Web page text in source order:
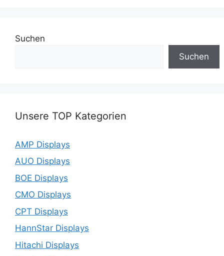
Suchen
Suchen
Unsere TOP Kategorien
AMP Displays
AUO Displays
BOE Displays
CMO Displays
CPT Displays
HannStar Displays
Hitachi Displays